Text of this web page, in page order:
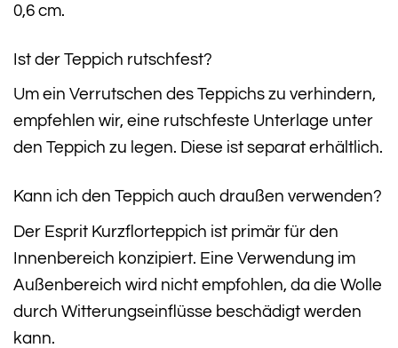
0,6 cm.
Ist der Teppich rutschfest?
Um ein Verrutschen des Teppichs zu verhindern,
empfehlen wir, eine rutschfeste Unterlage unter
den Teppich zu legen. Diese ist separat erhältlich.
Kann ich den Teppich auch draußen verwenden?
Der Esprit Kurzflorteppich ist primär für den
Innenbereich konzipiert. Eine Verwendung im
Außenbereich wird nicht empfohlen, da die Wolle
durch Witterungseinflüsse beschädigt werden
kann.